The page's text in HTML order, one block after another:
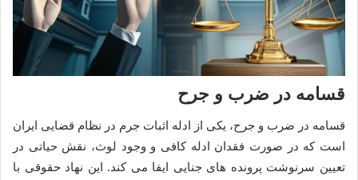
قسامه در ضرب و جرح
قسامه در ضرب و جرح، یکی از ادله اثبات جرم در نظام قضایی ایران
است که در صورت فقدان ادله کافی و وجود لوث، نقش حیاتی در
تعیین سرنوشت پرونده های جنایی ایفا می کند. این نهاد حقوقی با